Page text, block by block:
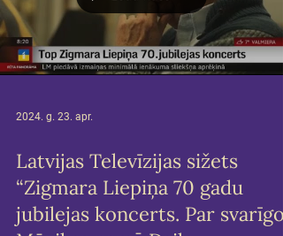
Load video
2024. g. 23. apr.
Latvijas Televīzijas sižets
“Zigmara Liepiņa 70 gadu